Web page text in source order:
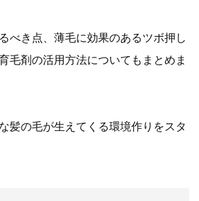
べき点、薄毛に効果のあるツボ押し
毛剤の活用方法についてもまとめま
髪の毛が生えてくる環境作りをスタ